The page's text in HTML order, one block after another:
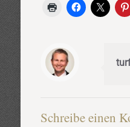
Schreibe einen